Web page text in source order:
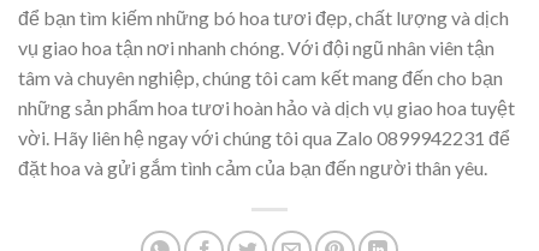
để bạn tìm kiếm những bó hoa tươi đẹp, chất lượng và dịch
vụ giao hoa tận nơi nhanh chóng. Với đội ngũ nhân viên tận
tâm và chuyên nghiệp, chúng tôi cam kết mang đến cho bạn
những sản phẩm hoa tươi hoàn hảo và dịch vụ giao hoa tuyệt
vời. Hãy liên hệ ngay với chúng tôi qua Zalo 0899942231 để
đặt hoa và gửi gắm tình cảm của bạn đến người thân yêu.